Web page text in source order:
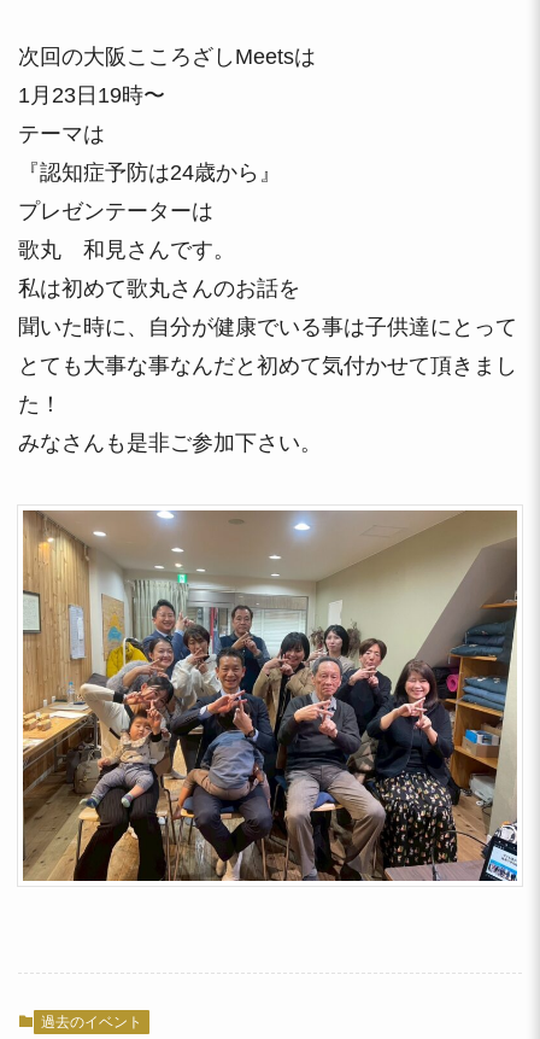
次回の大阪こころざしMeetsは
1月23日19時〜
テーマは
『認知症予防は24歳から』
プレゼンテーターは
歌丸 和見さんです。
私は初めて歌丸さんのお話を
聞いた時に、自分が健康でいる事は子供達にとって
とても大事な事なんだと初めて気付かせて頂きまし
た！
みなさんも是非ご参加下さい。
過去のイベント